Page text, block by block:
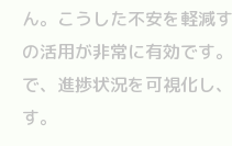
ん。こうした不安を軽減
の活用が非常に有効です
で、進捗状況を可視化し
す。